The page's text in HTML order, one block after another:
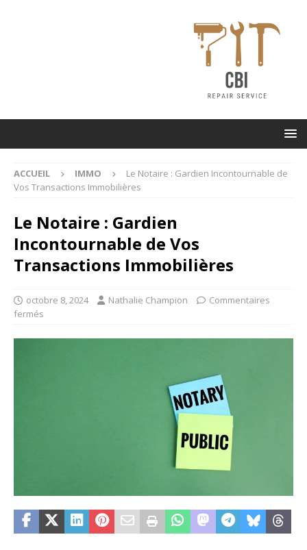
ACCUEIL IMMO
Le Notaire : Gardien Incontournable de
Vos Transactions Immobilières
Le Notaire : Gardien
Incontournable de Vos
Transactions Immobilières
octobre 8, 2024 Nathalie Champion
Commentaires
fermés